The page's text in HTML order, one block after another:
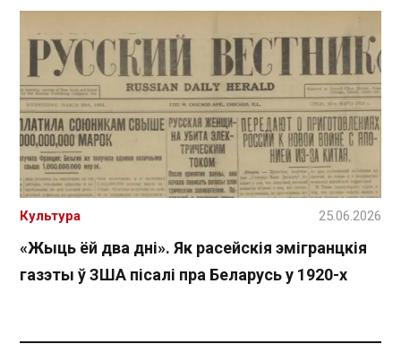
«Жыць ёй два дні». Як расейскія эмігранцкія
газэты ў ЗША пісалі пра Беларусь у 1920-х
Культура 25.06.2026